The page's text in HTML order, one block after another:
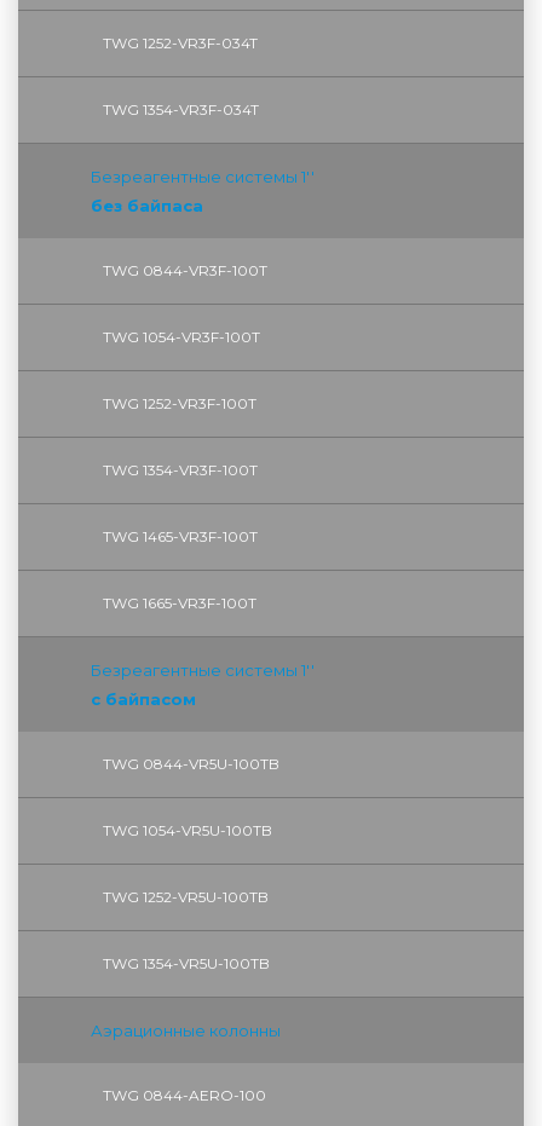
TWG 1252-VR3F-034T
TWG 1354-VR3F-034T
Безреагентные системы 1''
без байпаса
TWG 0844-VR3F-100T
TWG 1054-VR3F-100T
TWG 1252-VR3F-100T
TWG 1354-VR3F-100T
TWG 1465-VR3F-100T
TWG 1665-VR3F-100T
Безреагентные системы 1''
с байпасом
TWG 0844-VR5U-100TB
TWG 1054-VR5U-100TB
TWG 1252-VR5U-100TB
TWG 1354-VR5U-100ТB
Аэрационные колонны
TWG 0844-AERO-100